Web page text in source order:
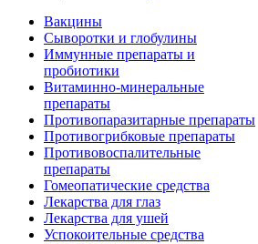
Вакцины
Сыворотки и глобулины
Иммунные препараты и
пробиотики
Витаминно-минеральные
препараты
Противопаразитарные препараты
Противогрибковые препараты
Противовоспалительные
препараты
Гомеопатические средства
Лекарства для глаз
Лекарства для ушей
Успокоительные средства